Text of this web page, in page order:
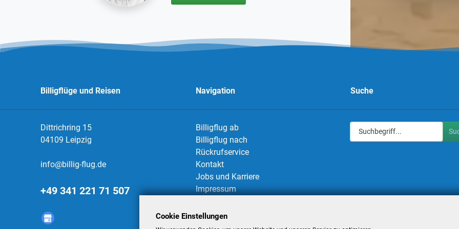
Billigflüge und Reisen
Dittrichring 15
04109 Leipzig
info@billig-flug.de
+49 341 221 71 507
Navigation
Billigflug ab
Billigflug nach
Rückrufservice
Kontakt
Jobs und Karriere
Impressum
AGBs
Datenschutzeinstellungen
Suche
Cookie Einstellungen